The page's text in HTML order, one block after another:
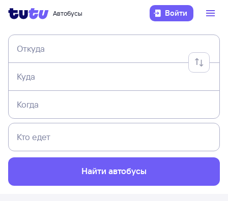
Автобусы Войти
Откуда
Куда
Когда
Кто едет
Найти автобусы